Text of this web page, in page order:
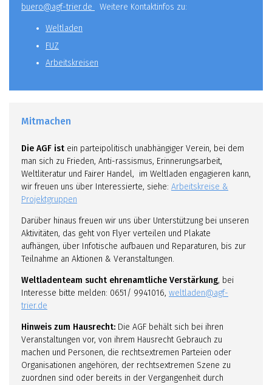
buero@agf-trier.de
Weitere Kontaktinfos zu:
Weltladen
FUZ
Arbeitskreisen
Mitmachen
Die AGF ist ein parteipolitisch unabhängiger Verein, bei dem
man sich zu Frieden, Anti-rassismus, Erinnerungsarbeit,
Weltliteratur und Fairer Handel, im Weltladen engagieren kann,
wir freuen uns über Interessierte, siehe: Arbeitskreise &
Projektgruppen
Darüber hinaus freuen wir uns über Unterstützung bei unseren
Aktivitäten, das geht von Flyer verteilen und Plakate
aufhängen, über Infotische aufbauen und Reparaturen, bis zur
Teilnahme an Aktionen & Veranstaltungen.
Weltladenteam sucht ehrenamtliche Verstärkung, bei
Interesse bitte melden: 0651/ 9941016, weltladen@agf-
trier.de
Hinweis zum Hausrecht: Die AGF behält sich bei ihren
Veranstaltungen vor, von ihrem Hausrecht Gebrauch zu
machen und Personen, die rechtsextremen Parteien oder
Organisationen angehören, der rechtsextremen Szene zu
zuordnen sind oder bereits in der Vergangenheit durch